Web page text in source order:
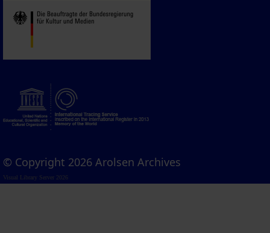
© Copyright 2026 Arolsen Archives
Visual Library Server 2026